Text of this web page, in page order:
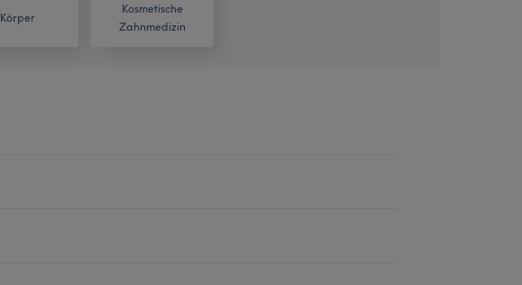
Körper
Kosmetische
Zahnmedizin